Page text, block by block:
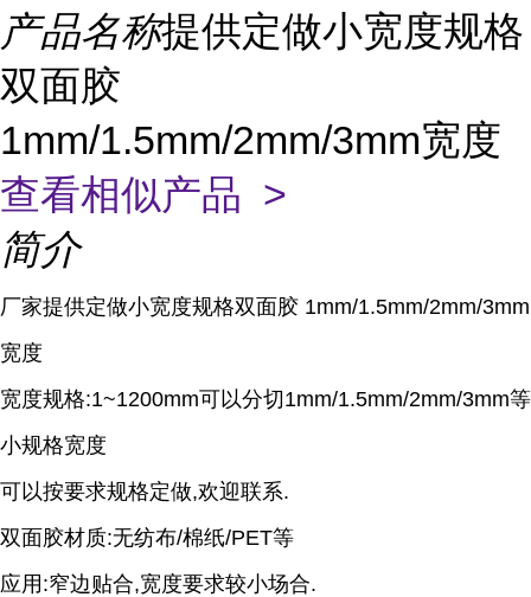
产品名称提供定做小宽度规格
双面胶
1mm/1.5mm/2mm/3mm宽度
查看相似产品 >
简介
厂家提供定做小宽度规格双面胶 1mm/1.5mm/2mm/3mm
宽度
宽度规格:1~1200mm可以分切1mm/1.5mm/2mm/3mm等
小规格宽度
可以按要求规格定做,欢迎联系.
双面胶材质:无纺布/棉纸/PET等
应用:窄边贴合,宽度要求较小场合.